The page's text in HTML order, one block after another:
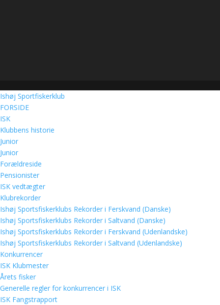
Ishøj Sportfiskerklub
FORSIDE
ISK
Klubbens historie
Junior
Junior
Forældreside
Pensionister
ISK vedtægter
Klubrekorder
Ishøj Sportsfiskerklubs Rekorder i Ferskvand (Danske)
Ishøj Sportsfiskerklubs Rekorder i Saltvand (Danske)
Ishøj Sportsfiskerklubs Rekorder i Ferskvand (Udenlandske)
Ishøj Sportsfiskerklubs Rekorder i Saltvand (Udenlandske)
Konkurrencer
ISK Klubmester
Årets fisker
Generelle regler for konkurrencer i ISK
ISK Fangstrapport